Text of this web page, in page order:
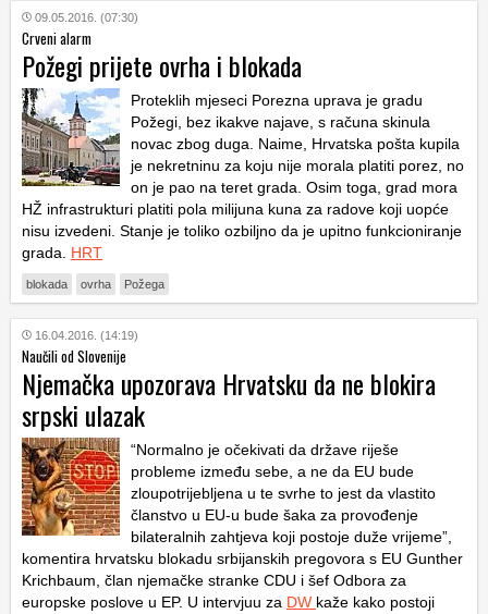
09.05.2016. (07:30)
Crveni alarm
Požegi prijete ovrha i blokada
Proteklih mjeseci Porezna uprava je gradu
Požegi, bez ikakve najave, s računa skinula
novac zbog duga. Naime, Hrvatska pošta kupila
je nekretninu za koju nije morala platiti porez, no
on je pao na teret grada. Osim toga, grad mora
HŽ infrastrukturi platiti pola milijuna kuna za radove koji uopće
nisu izvedeni. Stanje je toliko ozbiljno da je upitno funkcioniranje
grada. HRT
blokada ovrha Požega
16.04.2016. (14:19)
Naučili od Slovenije
Njemačka upozorava Hrvatsku da ne blokira
srpski ulazak
“Normalno je očekivati da države riješe
probleme između sebe, a ne da EU bude
zloupotrijebljena u te svrhe to jest da vlastito
članstvo u EU-u bude šaka za provođenje
bilateralnih zahtjeva koji postoje duže vrijeme”,
komentira hrvatsku blokadu srbijanskih pregovora s EU Gunther
Krichbaum, član njemačke stranke CDU i šef Odbora za
europske poslove u EP. U intervjuu za DW kaže kako postoji